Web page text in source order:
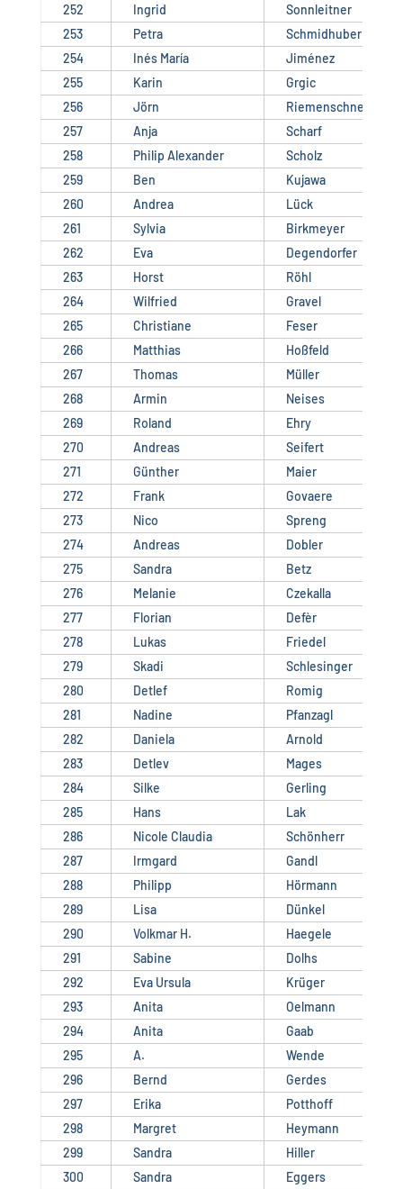
252 Ingrid
Sonnleitner
253
Petra
Schmidhuber
254
Inés María
Jiménez
255
Karin
Grgic
256
Jörn
Riemenschneider
257
Anja
Scharf
258
Philip Alexander
Scholz
259
Ben
Kujawa
260
Andrea
Lück
261
Sylvia
Birkmeyer
262
Eva
Degendorfer
263
Horst
Röhl
264
Wilfried
Gravel
265
Christiane
Feser
266
Matthias
Hoßfeld
267
Thomas
Müller
268
Armin
Neises
269
Roland
Ehry
270
Andreas
Seifert
271
Günther
Maier
272
Frank
Govaere
273
Nico
Spreng
274
Andreas
Dobler
275
Sandra
Betz
276
Melanie
Czekalla
277
Florian
Defèr
278
Lukas
Friedel
279
Skadi
Schlesinger
280
Detlef
Romig
281
Nadine
Pfanzagl
282
Daniela
Arnold
283
Detlev
Mages
284
Silke
Gerling
285
Hans
Lak
286
Nicole Claudia
Schönherr
287
Irmgard
Gandl
288
Philipp
Hörmann
289
Lisa
Dünkel
290
Volkmar H.
Haegele
291
Sabine
Dolhs
292
Eva Ursula
Krüger
293
Anita
Oelmann
294
Anita
Gaab
295
A.
Wende
296
Bernd
Gerdes
297
Erika
Potthoff
298
Margret
Heymann
299
Sandra
Hiller
300
Sandra
Eggers